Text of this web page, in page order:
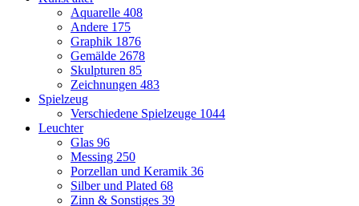
Aquarelle 408
Andere 175
Graphik 1876
Gemälde 2678
Skulpturen 85
Zeichnungen 483
Spielzeug
Verschiedene Spielzeuge 1044
Leuchter
Glas 96
Messing 250
Porzellan und Keramik 36
Silber und Plated 68
Zinn & Sonstiges 39